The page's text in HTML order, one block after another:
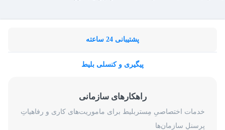
پشتیبانی 24 ساعته
پیگیری و کنسلی بلیط
راهکارهای سازمانی
خدمات اختصاصیِ مِستربلیط برای ماموریت‌های کاری و رفاهیاتِ
پرسنلِ سازمان‌ها